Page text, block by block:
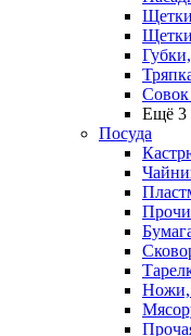
Щетки
Совок
Ещё 3
Посуда
Ножи,